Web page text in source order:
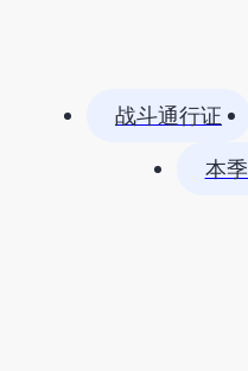
战斗通行证
本